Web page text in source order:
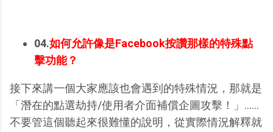
04.如何允許像是Facebook按讚那樣的特殊點
擊功能？
接下來講一個大家應該也會遇到的特殊情況，那就是
「潛在的點選劫持/使用者介面補償企圖攻擊！」……
不要管這個聽起來很難懂的說明，從實際情況解釋就